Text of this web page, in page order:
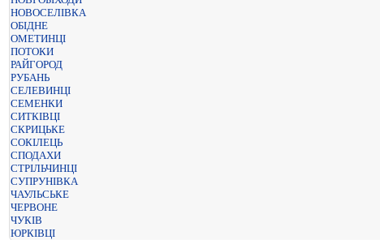
НОВОСЕЛІВКА
ОБІДНЕ
ОМЕТИНЦІ
ПОТОКИ
РАЙГОРОД
РУБАНЬ
СЕЛЕВИНЦІ
СЕМЕНКИ
СИТКІВЦІ
СКРИЦЬКЕ
СОКІЛЕЦЬ
СПОДАХИ
СТРІЛЬЧИНЦІ
СУПРУНІВКА
ЧАУЛЬСЬКЕ
ЧЕРВОНЕ
ЧУКІВ
ЮРКІВЦІ